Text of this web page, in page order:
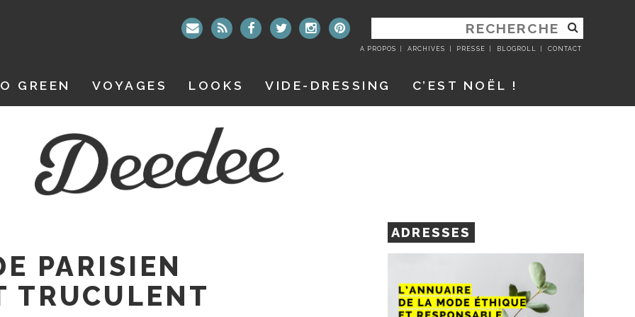
RECHERCHER
:
A PROPOS ARCHIVES PRESSE BLOGROLL CONTACT
GREEN VOYAGES LOOKS VIDE-DRESSING C’EST NOËL !
PARISIEN
TRUCULENT
ADRESSES